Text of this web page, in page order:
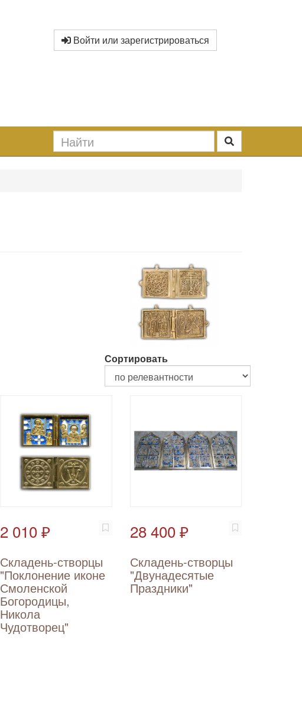
Войти или зарегистрироваться
Сортировать
2 010 ₽
Складень-створцы
"Поклонение иконе
Смоленской
Богородицы,
Никола
Чудотворец"
28 400 ₽
Складень-створцы
"Двунадесятые
Праздники"